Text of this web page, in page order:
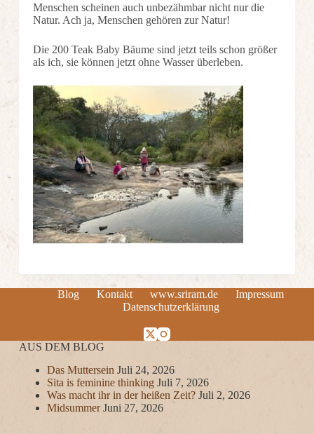
Menschen scheinen auch unbezähmbar nicht nur die
Natur. Ach ja, Menschen gehören zur Natur!
Die 200 Teak Baby Bäume sind jetzt teils schon größer
als ich, sie können jetzt ohne Wasser überleben.
Blog Kontakt www.sriram.de
Impressum
Datenschutzerklärung
AUS DEM BLOG
Das Muttersein Juli 24, 2026
Sita is feminine thinking Juli 7, 2026
Was macht ihr in der heißen Zeit? Juli 2, 2026
Midsummer Juni 27, 2026